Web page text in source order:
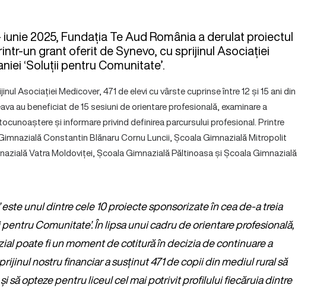
2025, Fundația Te Aud România a derulat proiectul
un grant oferit de Synevo, cu sprijinul Asociației
‘Soluții pentru Comunitate’.
Asociației Medicover, 471 de elevi cu vârste cuprinse între 12 și 15 ani din
au beneficiat de 15 sesiuni de orientare profesională, examinare a
și informare privind definirea parcursului profesional. Printre
Constantin Blănaru Cornu Luncii, Școala Gimnazială Mitropolit
Vatra Moldoviței, Școala Gimnazială Păltinoasa și Școala Gimnazială
este unul dintre cele 10 proiecte sponsorizate în cea de-a treia
Comunitate’. În lipsa unui cadru de orientare profesională,
poate fi un moment de cotitură în decizia de continuare a
nostru financiar a susținut 471 de copii din mediul rural să
să opteze pentru liceul cel mai potrivit profilului fiecăruia dintre